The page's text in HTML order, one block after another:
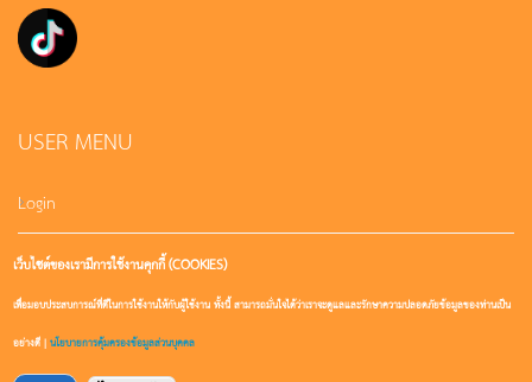
USER MENU
Login
Sign up
User account
เว็บไซต์ของเรามีการใช้งานคุกกี้ (COOKIES)
เพื่อมอบประสบการณ์ที่ดีในการใช้งานให้กับผู้ใช้งาน ทั้งนี้ สามารถมั่นใจได้ว่าเราจะดูแลและรักษาความปลอดภัยข้อมูลของท่านเป็น
อย่างดี |นโยบายการคุ้มครองข้อมูลส่วนบุคคล